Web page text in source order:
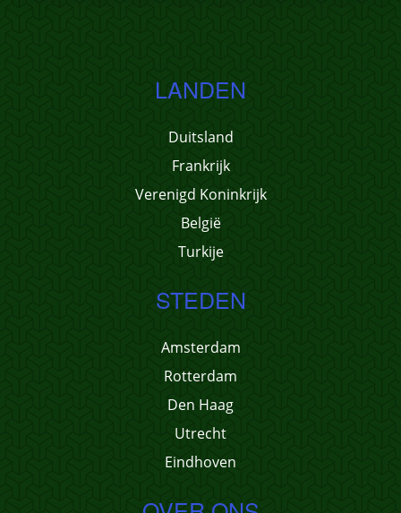
LANDEN
Duitsland
Frankrijk
Verenigd Koninkrijk
België
Turkije
STEDEN
Amsterdam
Rotterdam
Den Haag
Utrecht
Eindhoven